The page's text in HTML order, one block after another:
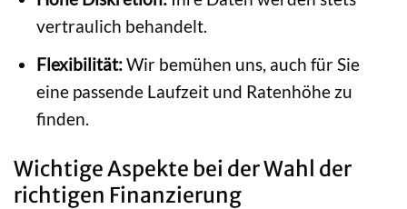
vertraulich behandelt.
Flexibilität:Wir bemühen uns, auch für Sie
eine passende Laufzeit und Ratenhöhe zu
finden.
Wichtige Aspekte bei der Wahl der
richtigen Finanzierung